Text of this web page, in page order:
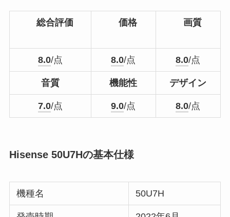
総合評価 価格 画質
8.0/点 8.0/点 8.0/点
音質 機能性 デザイン
7.0/点 9.0/点 8.0/点
Hisense 50U7Hの基本仕様
機種名 50U7H